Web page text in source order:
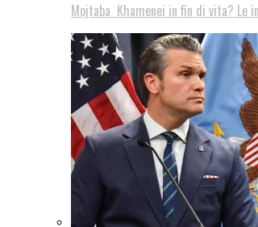
Mojtaba Khamenei in fin di vita? Le